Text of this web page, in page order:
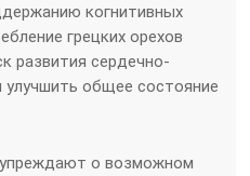
когнитивных
грецких орехов
развития сердечно-
улучшить общее состояние
о возможном